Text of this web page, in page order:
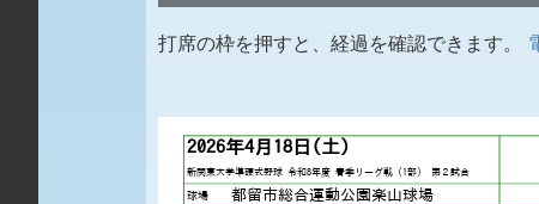
打席の枠を押すと、経過を確認できます。